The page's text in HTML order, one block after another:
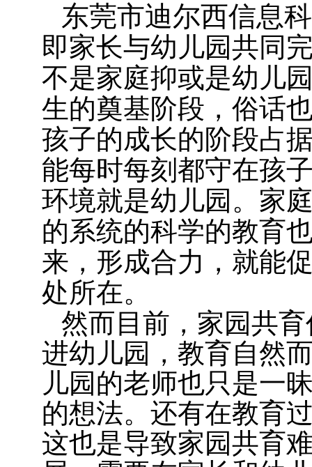
东莞市迪尔西信息
即家长与幼儿园共同
不是家庭抑或是幼儿
生的奠基阶段，俗话
孩子的成长的阶段占
能每时每刻都守在孩
环境就是幼儿园。家
的系统的科学的教育
来，形成合力，就能
处所在。
然而目前，家园共
进幼儿园，教育自然
儿园的老师也只是一
的想法。还有在教育
这也是导致家园共育